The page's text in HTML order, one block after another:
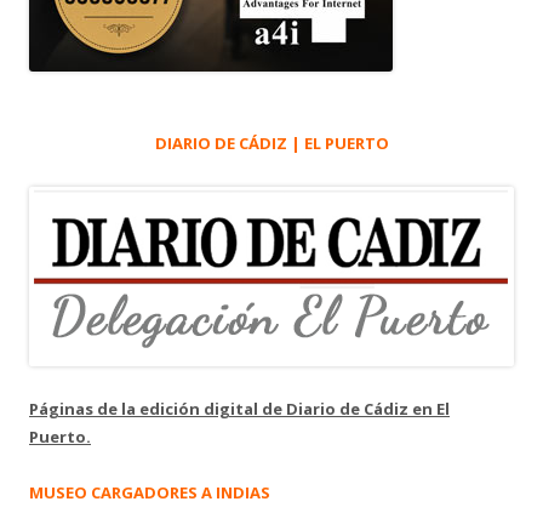
DIARIO DE CÁDIZ | EL PUERTO
Páginas de la edición digital de Diario de Cádiz en El
Puerto.
MUSEO CARGADORES A INDIAS